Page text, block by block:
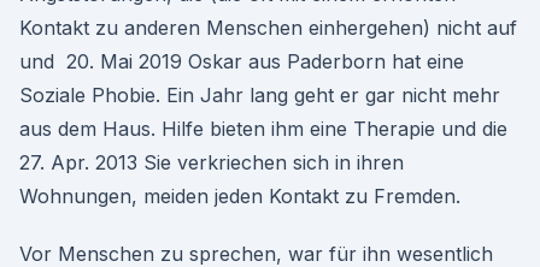
Kontakt zu anderen Menschen einhergehen) nicht auf
und 20. Mai 2019 Oskar aus Paderborn hat eine
Soziale Phobie. Ein Jahr lang geht er gar nicht mehr
aus dem Haus. Hilfe bieten ihm eine Therapie und die
27. Apr. 2013 Sie verkriechen sich in ihren
Wohnungen, meiden jeden Kontakt zu Fremden.
Vor Menschen zu sprechen, war für ihn wesentlich